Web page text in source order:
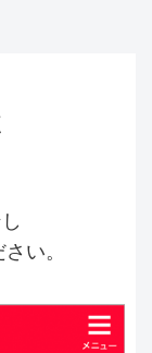
い。